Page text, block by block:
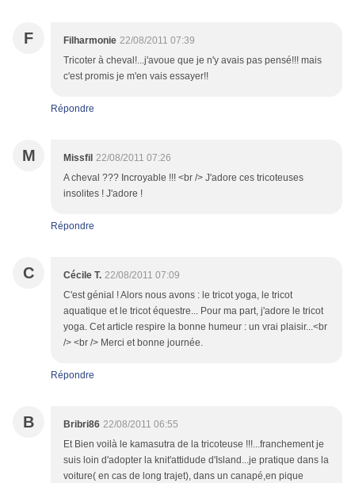
F Filharmonie 22/08/2011 07:39
Tricoter à cheval!...j'avoue que je n'y avais pas pensé!!! mais
c'est promis je m'en vais essayer!!
Répondre
M Missfil 22/08/2011 07:26
A cheval ??? Incroyable !!! <br /> J'adore ces tricoteuses
insolites ! J'adore !
Répondre
C Cécile T. 22/08/2011 07:09
C'est génial ! Alors nous avons : le tricot yoga, le tricot
aquatique et le tricot équestre... Pour ma part, j'adore le tricot
yoga. Cet article respire la bonne humeur : un vrai plaisir...<br
/> <br /> Merci et bonne journée.
Répondre
B Bribri86 22/08/2011 06:55
Et Bien voilà le kamasutra de la tricoteuse !!!...franchement je
suis loin d'adopter la knit'attidude d'Island...je pratique dans la
voiture( en cas de long trajet), dans un canapé,en pique